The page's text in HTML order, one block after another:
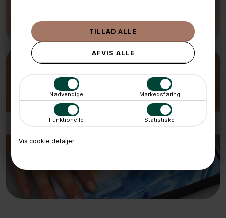
Nødvendige Markedsføring
Funktionelle Statistiske
Vis cookie detaljer
SKIFT LET BØRNETEGNINGER